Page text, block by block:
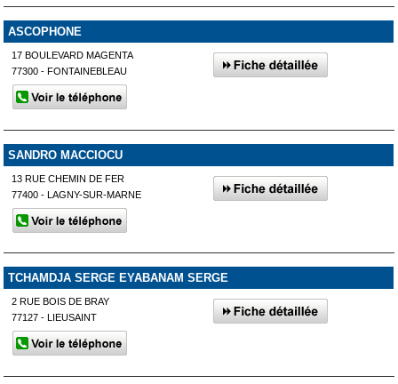
ASCOPHONE
17 BOULEVARD MAGENTA
77300 - FONTAINEBLEAU
SANDRO MACCIOCU
13 RUE CHEMIN DE FER
77400 - LAGNY-SUR-MARNE
TCHAMDJA SERGE EYABANAM SERGE
2 RUE BOIS DE BRAY
77127 - LIEUSAINT